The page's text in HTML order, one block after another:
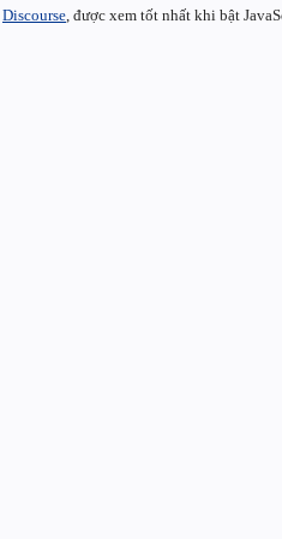
Discourse, được xem tốt nhất khi bật